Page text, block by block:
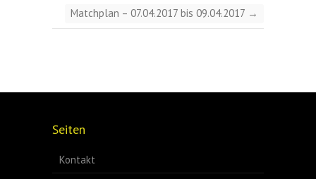
Matchplan – 07.04.2017 bis 09.04.2017 →
Seiten
Kontakt